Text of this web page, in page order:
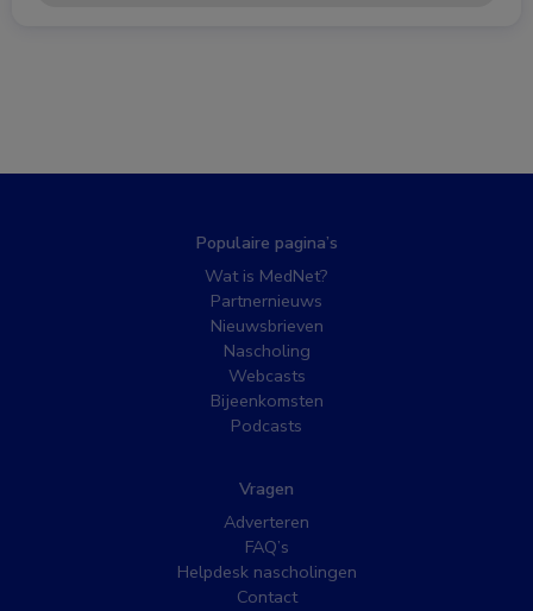
Populaire pagina’s
Wat is MedNet?
Partnernieuws
Nieuwsbrieven
Nascholing
Webcasts
Bijeenkomsten
Podcasts
Vragen
Adverteren
FAQ’s
Helpdesk nascholingen
Contact